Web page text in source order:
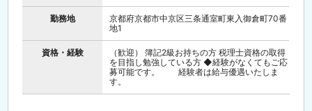
勤務地
京都府京都市中京区三条通室町東入御倉町70番
地1
資格・経験
（歓迎） 簿記2級お持ちの方 税理士資格の取得
を目指し勉強している方 ◆経験がなくてもご応
募可能です。 経験者は給与優遇いたしま
す。